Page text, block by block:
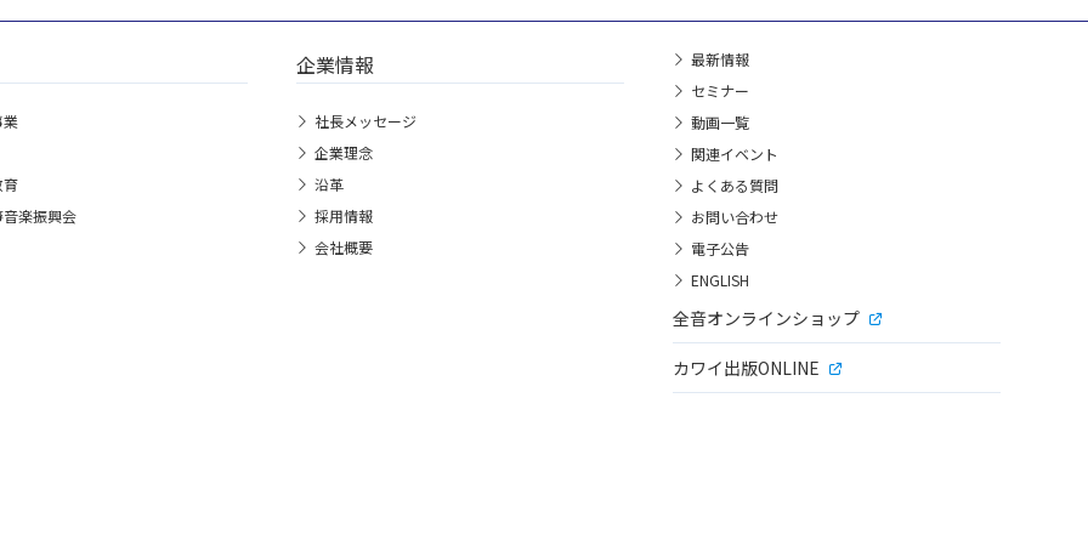
業
育
楽振興会
企業情報
社長メッセージ
企業理念
沿革
採用情報
会社概要
最新情報
セミナー
動画一覧
関連イベント
よくある質問
お問い合わせ
電子公告
ENGLISH
全音オンラインショップ
カワイ出版ONLINE